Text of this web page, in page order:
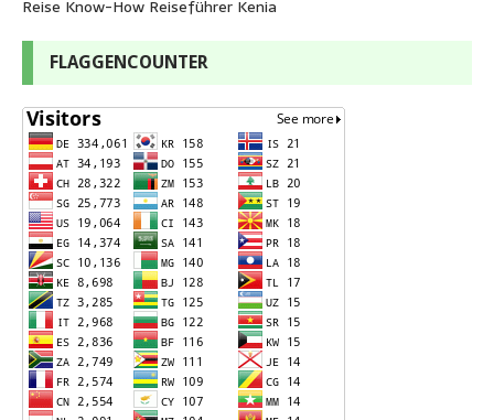
Reise Know-How Reiseführer Kenia
FLAGGENCOUNTER